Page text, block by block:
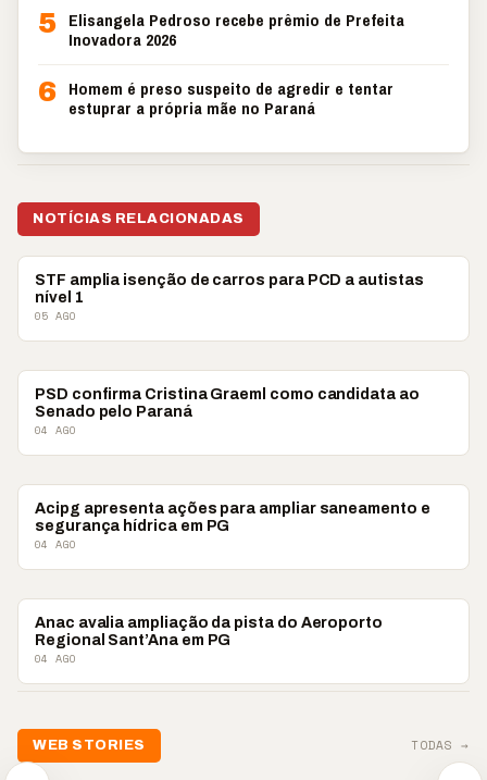
5 Elisangela Pedroso recebe prêmio de Prefeita
Inovadora 2026
6 Homem é preso suspeito de agredir e tentar
estuprar a própria mãe no Paraná
NOTÍCIAS RELACIONADAS
POLÍTICA
STF amplia isenção de carros para PCD a autistas
nível 1
05 AGO
POLÍTICA
PSD confirma Cristina Graeml como candidata ao
Senado pelo Paraná
04 AGO
POLÍTICA
Acipg apresenta ações para ampliar saneamento e
segurança hídrica em PG
04 AGO
POLÍTICA
Anac avalia ampliação da pista do Aeroporto
Regional Sant’Ana em PG
04 AGO
WEB STORIES TODAS →
📢 Noite de Louvor
chega com bênçãos e
📢 Coral
Paulino